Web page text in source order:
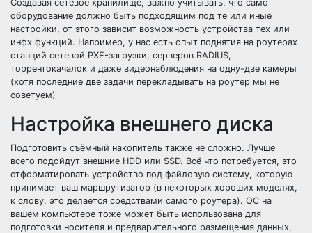
Создавая сетевое хранилище, важно учитывать, что само
оборудование должно быть подходящим под те или иные
настройки, от этого зависит возможность устройства тех или
инфх функций. Например, у нас есть опыт поднятия на роутерах
станций сетевой PXE-загрузки, серверов RADIUS,
торрентокачалок и даже видеонаблюдения на одну-две камеры
(хотя последние две задачи перекладывать на роутер мы не
советуем)
Настройка внешнего диска
Подготовить съёмный накопитель также не сложно. Лучше
всего подойдут внешние HDD или SSD. Всё что потребуется, это
отформатировать устройство под файловую систему, которую
принимает ваш маршрутизатор (в некоторых хороших моделях,
к слову, это делается средствами самого роутера). ОС на
вашем компьютере тоже может быть использована для
подготовки носителя и предварительного размещения данных,